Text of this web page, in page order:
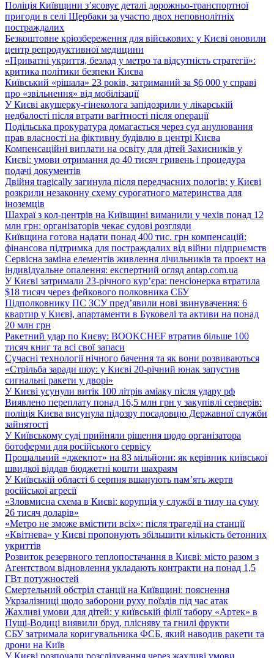
Поліція Київщини з’ясовує деталі дорожньо-транспортної
пригоди в селі Щербаки за участю двох неповнолітніх
постраждалих
Безкоштовне кріозбереження для військових: у Києві оновили
центр репродуктивної медицини
«Приватні укриття, безлад у метро та відсутність стратегії»:
критика політики безпеки Києва
Київський «рішала» 23 років, затриманий за $6 000 у справі
про «звільнення» від мобілізації
У Києві акушерку-гінеколога запідозрили у лікарській
недбалості після втрати вагітності після операції
Подільська прокуратура домагається через суд анулювання
прав власності на фіктивну будівлю в центрі Києва
Компенсаційні виплати на освіту для дітей Захисників у
Києві: умови отримання до 40 тисяч гривень і процедура
подачі документів
Двійня tragically загинула після передчасних пологів: у Києві
розкрили незаконну схему сурогатного материнства для
іноземців
Шахраї з кол-центрів на Київщині виманили у чехів понад 12
млн грн: організаторів чекає судові розгляди
Київщина готова надати понад 400 тис. грн компенсацій:
фінансова підтримка для постраждалих від війни підприємств
Сервісна заміна елементів живлення лічильників та проект на
індивідуальне опалення: експертний огляд antap.com.ua
У Києві затримали 23-річного кур’єра: пенсіонерка втратила
$18 тисяч через фейкового полковника СБУ
Підполковнику ПС ЗСУ пред’явили нові звинувачення: 6
квартир у Києві, апартаменти в Буковелі та активи на понад
20 млн грн
Ракетний удар по Києву: BOOKCHEF втратив більше 100
тисяч книг та всі свої запаси
Сучасні технології нічного бачення та як вони розвиваються
«Стрільба заради шоу: у Києві 20-річний юнак запустив
сигнальні ракети у дворі»
У Києві усунули витік 100 літрів аміаку після удару рф
Виявлено переплату понад 16,5 млн грн у закупівлі серверів:
поліція Києва висунула підозру посадовцю Державної служби
зайнятості
У Київському суді прийняли рішення щодо організатора
ботоферми для російського сервісу
Прощальний «джекпот» на 83 мільйони: як керівник київської
швидкої віддав бюджетні кошти шахраям
У Київській області 6 серпня вшанують пам’ять жертв
російської агресії
«Зловмисна схема в Києві: корупція у службі в тилу на суму
26 тисяч доларів»
«Метро не зможе вмістити всіх»: після трагедії на станції
«Квітнева» у Києві пропонують збільшити кількість бетонних
укриттів
Розвиток резервного теплопостачання в Києві: місто разом з
Агентством відновлення укладають контракти на понад 1,5
ГВт потужностей
Смертельний обстріл станції на Київщині: пояснення
Укрзалізниці щодо заборони руху поїздів під час атак
Жахливі умови для дітей: у київській філії табору «Артек» в
Пущі-Водиці виявили бруд, плісняву та гнилі фрукти
СБУ затримала коригувальника ФСБ, який наводив ракети та
дрони на Київ